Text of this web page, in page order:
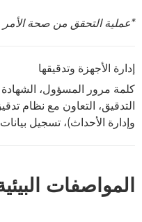
*عملية التحقق من صحة الأمر
إدارة الأجهزة وتدقيقها
كلمة مرور المسؤول، الشهادة
التدقيق، التعاون مع نظام
وإدارة الأحداث)، تسجيل
المواصفات